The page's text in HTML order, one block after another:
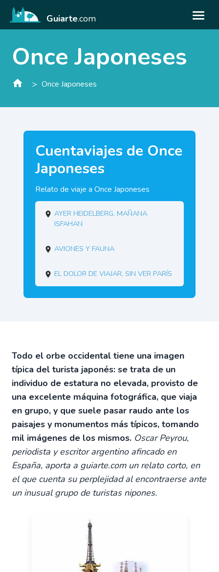
Guiarte.com
Once Japoneses
> Once Japoneses
Cuentaviajes de Once
Japoneses
Relato de viaje a Once Japoneses
Ayer Heidelberg, mañana
Isfahan
Aviones y fauna
El dolor de viajar, sin ver París
Todo el orbe occidental tiene una imagen
típica del turista japonés: se trata de un
individuo de estatura no elevada, provisto de
una excelente máquina fotográfica, que viaja
en grupo, y que suele pasar raudo ante los
paisajes y monumentos más típicos, tomando
mil imágenes de los mismos. Oscar Peyrou,
periodista y escritor argentino afincado en
España, aporta a guiarte.com un relato corto, en
el que cuenta su perplejidad al encontraerse ante
un inusual grupo de turistas nipones.